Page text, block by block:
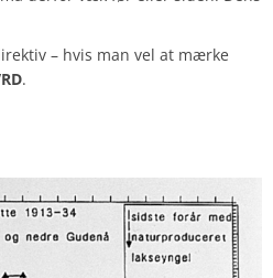
– hvis man vel at mærke
.